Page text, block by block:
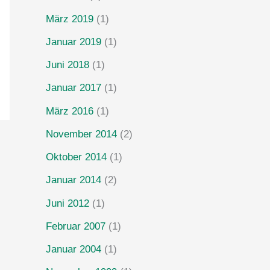
März 2019 (1)
Januar 2019 (1)
Juni 2018 (1)
Januar 2017 (1)
März 2016 (1)
November 2014 (2)
Oktober 2014 (1)
Januar 2014 (2)
Juni 2012 (1)
Februar 2007 (1)
Januar 2004 (1)